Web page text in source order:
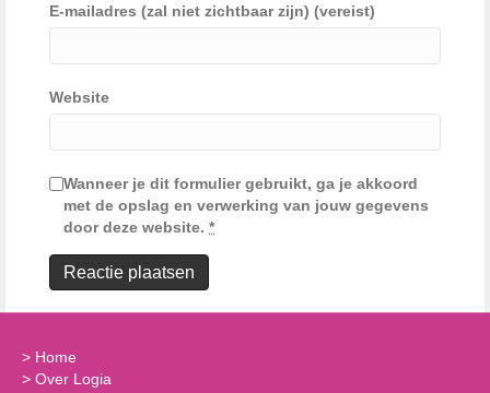
E-mailadres (zal niet zichtbaar zijn) (vereist)
Website
Wanneer je dit formulier gebruikt, ga je akkoord
met de opslag en verwerking van jouw gegevens
door deze website. *
> Home
> Over Logia